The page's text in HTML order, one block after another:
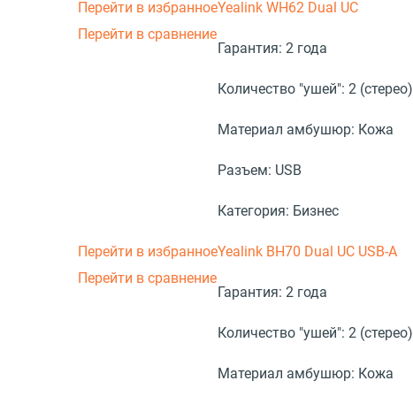
Перейти в избранное
Перейти в сравнение
Yealink WH62 Dual UC
Гарантия: 2 года
Количество "ушей": 2 (стерео)
Материал амбушюр: Кожа
Разъем: USB
Категория: Бизнес
Перейти в избранное
Перейти в сравнение
Yealink BH70 Dual UC USB-A
Гарантия: 2 года
Количество "ушей": 2 (стерео)
Материал амбушюр: Кожа